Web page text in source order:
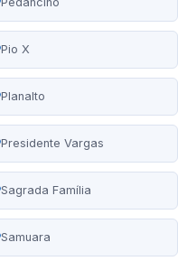
Pio X
Planalto
Presidente Vargas
Sagrada Família
Samuara